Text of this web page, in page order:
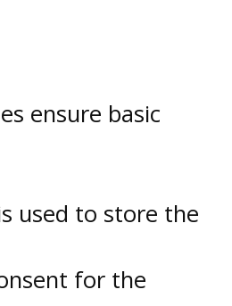
ensure basic
used to store the
for the